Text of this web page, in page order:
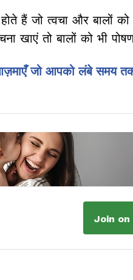
हैं जो त्वचा और बालों को
तो बालों को भी
जो आपको लंबे समय
Join on